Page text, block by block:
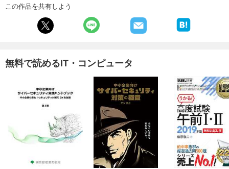
この作品を共有しよう
無料で読めるIT・コンピュータ